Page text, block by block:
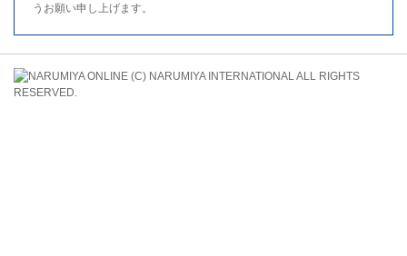
うお願い申し上げます。